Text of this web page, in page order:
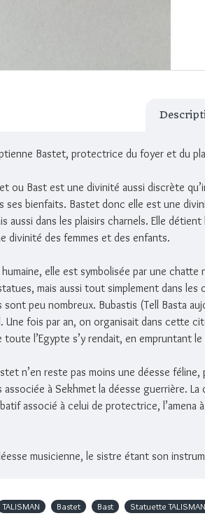
Bastet, protectrice du foyer et du
ou Bast est une divinité aussi discrète
ses bienfaits. Bastet donc elle est une
aussi dans les plaisirs charnels. Elle
divinité des femmes et des enfants.
elle est symbolisée par une
mais aussi tout simplement dans
peu nombreux. Bubastis (Tell Basta
Une fois par an, on organisait dans cette
toute l’Egypte s’y rendait, en empruntant
n’en reste pas moins une déesse
associée à Sekhmet la déesse guerrière.
associé à celui de protectrice,
musicienne, le sistre étant son
TALISMAN Bastet Bast Statuette